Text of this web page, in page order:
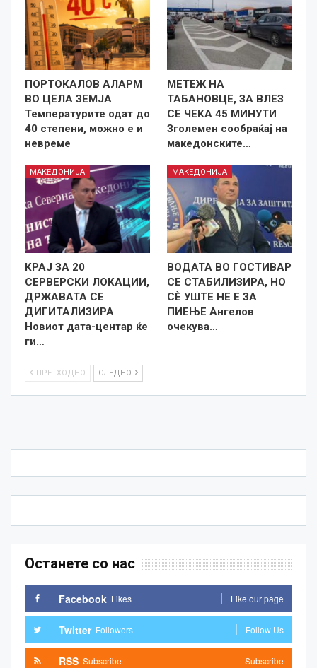
ПОРТОКАЛОВ АЛАРМ
ВО ЦЕЛА ЗЕМЈА
Температурите одат до
40 степени, можно е и
невреме
МЕТЕЖ НА
ТАБАНОВЦЕ, ЗА ВЛЕЗ
СЕ ЧЕКА 45 МИНУТИ
Зголемен сообраќај на
македонските…
МАКЕДОНИЈА
КРАЈ ЗА 20
СЕРВЕРСКИ ЛОКАЦИИ,
ДРЖАВАТА СЕ
ДИГИТАЛИЗИРА
Новиот дата-центар ќе
ги…
МАКЕДОНИЈА
ВОДАТА ВО ГОСТИВАР
СЕ СТАБИЛИЗИРА, НО
СÈ УШТЕ НЕ Е ЗА
ПИЕЊЕ Ангелов
очекува…
ПРЕТХОДНО СЛЕДНО
Останете со нас
Facebook Likes Like our page
Twitter Followers Follow Us
RSS Subscribe Subscribe